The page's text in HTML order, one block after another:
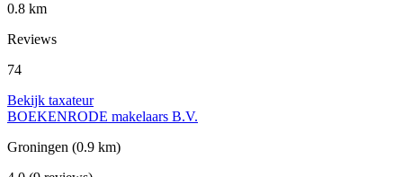
0.8 km
Reviews
74
Bekijk taxateur
BOEKENRODE makelaars B.V.
Groningen (0.9 km)